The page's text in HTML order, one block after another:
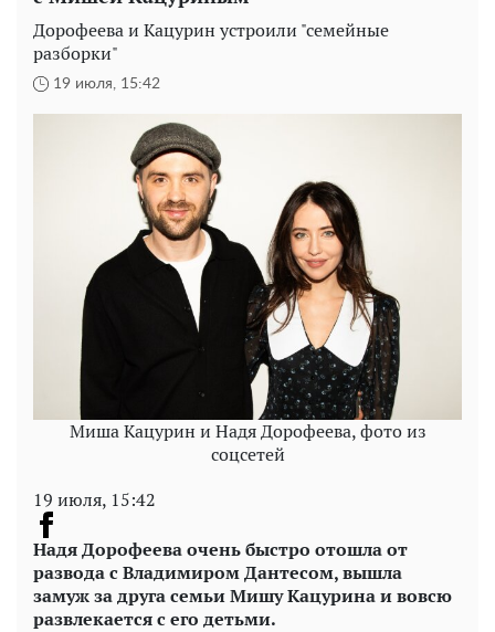
Дорофеева и Кацурин устроили "семейные
разборки"
19 июля, 15:42
Миша Кацурин и Надя Дорофеева, фото из
соцсетей
19 июля, 15:42
Надя Дорофеева очень быстро отошла от
развода с Владимиром Дантесом, вышла
замуж за друга семьи Мишу Кацурина и вовсю
развлекается с его детьми.